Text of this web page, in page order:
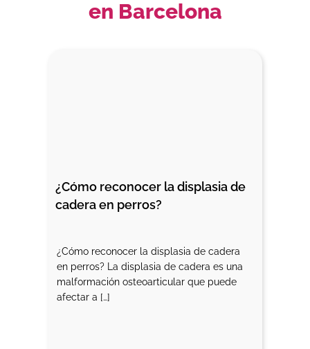
en Barcelona
¿Cómo reconocer la displasia de
cadera en perros?
¿Cómo reconocer la displasia de cadera
en perros? La displasia de cadera es una
malformación osteoarticular que puede
afectar a […]